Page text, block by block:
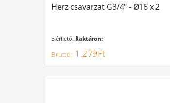
Herz csavarzat G3/4" - Ø16 x 2
Elérhető: Raktáron:
1.279Ft